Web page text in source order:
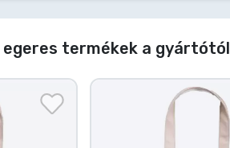
egeres termékek a gyártótól